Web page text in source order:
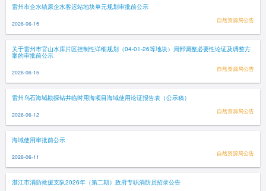
雷州市企水镇原企水客运站地块单元规划审批前公示
2026-06-15 自然资源局公告
关于雷州市官山水库片区控制性详细规划（04-01-26等地块）局部调整必要性论证及调整方
案的审批前公示
2026-06-15 自然资源局公告
雷州乌石海域勘探钻井临时用海项目海域使用论证报告表（公示稿）
2026-06-12 自然资源局公告
海域使用审批前公示
2026-06-11 自然资源局公告
湛江市消防救援支队2026年（第二期）政府专职消防员招录公告